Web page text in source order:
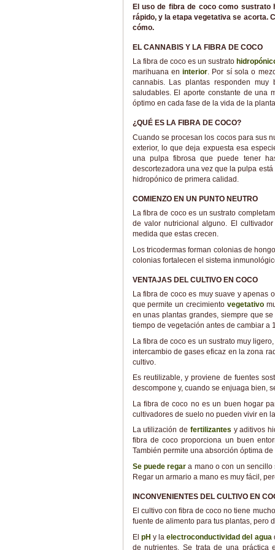
El uso de fibra de coco como
rápido, y la etapa vegetativa se acorta.
cómo.
EL CANNABIS Y LA FIBRA DE COCO
La fibra de coco es un sustrato
marihuana eninterior. Por sí sola o
cannabis. Las plantas responden
saludables. El aporte constante de una
óptimo en cada fase de la vida de la
¿QUÉ ES LA FIBRA DE COCO?
Cuando se procesan los cocos para sus
exterior, lo que deja expuesta esa
una pulpa fibrosa que puede tener
descortezadora una vez que la pulpa
hidropónico de primera calidad.
COMIENZO EN UN PUNTO NEUTRO
La fibra de coco es un sustrato
de valor nutricional alguno. El
medida que estas crecen.
Los tricodermas forman colonias de
colonias fortalecen el sistema
VENTAJAS DEL CULTIVO EN COCO
La fibra de coco es muy suave y apenas
que permite un crecimiento vegetativo
en unas plantas grandes, siempre que
tiempo de vegetación antes de cambiar a
La fibra de coco es un sustrato muy
intercambio de gases eficaz en la zona
cultivo.
Es reutilizable, y proviene de fuentes
descompone y, cuando se enjuaga bien,
La fibra de coco no es un buen hogar
cultivadores de suelo no pueden vivir en
La utilización de fertilizantes y aditivos
fibra de coco proporciona un buen
También permite una absorción óptima
Se puede regar a mano o con un
Regar un armario a mano es muy fácil,
INCONVENIENTES DEL CULTIVO EN
El cultivo con fibra de coco no tiene
fuente de alimento para tus plantas, pero
El pH y laelectroconductividad del agua
de nutrientes. Se trata de una práctica